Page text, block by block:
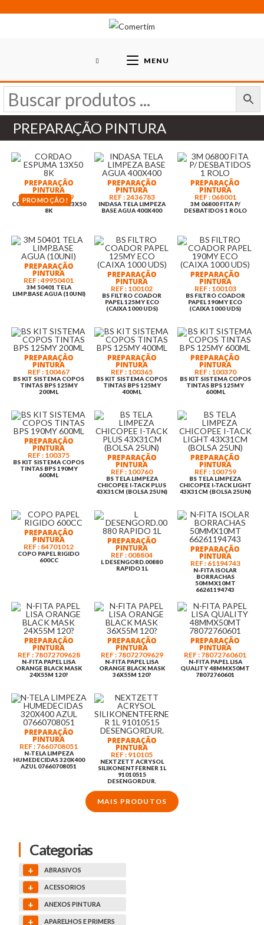
MENU
PREPARAÇÃO PINTURA
PROMOÇÃO!
PREPARAÇÃO
PINTURA
REF : 01901009
CORDAO ESPUMA 13X50
8K
PREPARAÇÃO
PINTURA
REF : 2436783
INDASA TELA LIMPEZA
BASE AGUA 400X400
PREPARAÇÃO
PINTURA
REF : 068001
3M 06800 FITA P/
DESBATIDOS 1 ROLO
PREPARAÇÃO
PINTURA
REF : 49950401
3M 50401 TELA
LIMP.BASE AGUA (10UNI)
PREPARAÇÃO
PINTURA
REF : 100102
BS FILTRO COADOR
PAPEL 125MY ECO
(CAIXA 1000 UDS)
PREPARAÇÃO
PINTURA
REF : 100103
BS FILTRO COADOR
PAPEL 190MY ECO
(CAIXA 1000 UDS)
PREPARAÇÃO
PINTURA
REF : 100467
BS KIT SISTEMA COPOS
TINTAS BPS 125MY
200ML
PREPARAÇÃO
PINTURA
REF : 100365
BS KIT SISTEMA COPOS
TINTAS BPS 125MY
400ML
PREPARAÇÃO
PINTURA
REF : 100370
BS KIT SISTEMA COPOS
TINTAS BPS 125MY
600ML
PREPARAÇÃO
PINTURA
REF : 100375
BS KIT SISTEMA COPOS
TINTAS BPS 190MY
600ML
PREPARAÇÃO
PINTURA
REF : 100760
BS TELA LIMPEZA
CHICOPEE I-TACK PLUS
43X31CM (BOLSA 25UN)
PREPARAÇÃO
PINTURA
REF : 100759
BS TELA LIMPEZA
CHICOPEE I-TACK LIGHT
43X31CM (BOLSA 25UN)
PREPARAÇÃO
PINTURA
REF : 84701012
COPO PAPEL RIGIDO
600CC
PREPARAÇÃO
PINTURA
REF : 008804
L DESENGORD.00880
RAPIDO 1L
PREPARAÇÃO
PINTURA
REF : 61194743
N-FITA ISOLAR
BORRACHAS
50MMX10MT
66261194743
PREPARAÇÃO
PINTURA
REF : 78072709628
N-FITA PAPEL LISA
ORANGE BLACK MASK
24X55M 120?
PREPARAÇÃO
PINTURA
REF : 78072709629
N-FITA PAPEL LISA
ORANGE BLACK MASK
36X55M 120?
PREPARAÇÃO
PINTURA
REF : 78072760601
N-FITA PAPEL LISA
QUALITY 48MMX50MT
78072760601
PREPARAÇÃO
PINTURA
REF : 7660708051
N-TELA LIMPEZA
HUMEDECIDAS 320X400
AZUL 07660708051
PREPARAÇÃO
PINTURA
REF : 910105
NEXTZETT ACRYSOL
SILIKONENTFERNER 1L
91010515
DESENGORDUR.
MAIS PRODUTOS
Categorias
+ ABRASIVOS
+ ACESSORIOS
+ ANEXOS PINTURA
+ APARELHOS E PRIMERS